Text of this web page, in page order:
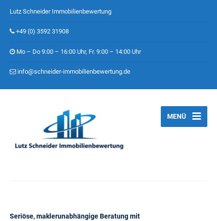
Lutz Schneider Immobilienbewertung
+49 (0) 3592 31908
Mo – Do 9:00 – 16:00 Uhr, Fr. 9:00 – 14:00 Uhr
info@schneider-immobilienbewertung.de
Seriöse, maklerunabhängige Beratung mit
MENÜ